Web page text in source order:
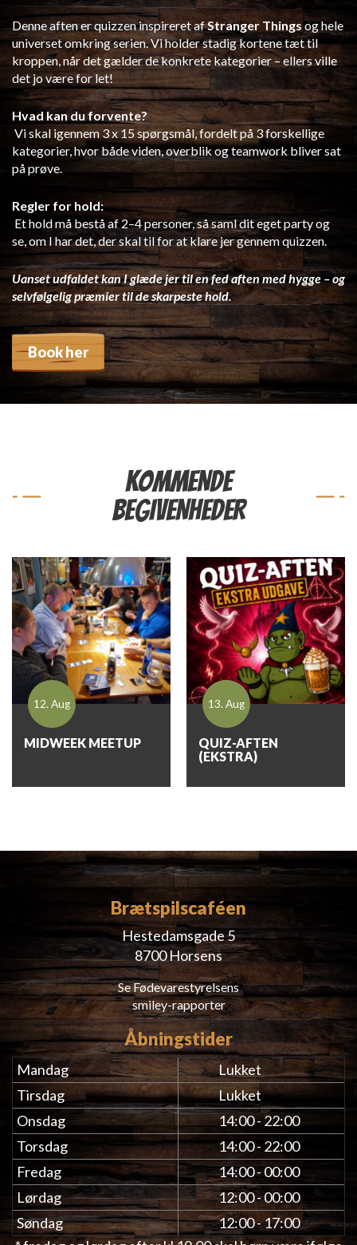
Denne aften er quizzen inspireret afStranger Thingsog hele
universet omkring serien. Vi holder stadig kortene tæt til
kroppen, når det gælder de konkrete kategorier – ellers ville
det jo være for let!
Hvad kan du forvente?
Vi skal igennem 3 x 15 spørgsmål, fordelt på 3 forskellige
kategorier, hvor både viden, overblik og teamwork bliver sat
på prøve.
Regler for hold:
Et hold må bestå af 2–4 personer, så saml dit eget party og
se, om I har det, der skal til for at klare jer gennem quizzen.
Uanset udfaldet kan I glæde jer til en fed aften med hygge – og
selvfølgelig præmier til de skarpeste hold.
Book her
KOMMENDE
BEGIVENHEDER
12. Aug
MIDWEEK MEETUP
13. Aug
QUIZ-AFTEN
(EKSTRA)
Brætspilscaféen
Hestedamsgade 5
8700 Horsens
Se Fødevarestyrelsens
smiley-rapporter
Åbningstider
Mandag
Lukket
Tirsdag
Lukket
Onsdag
14:00 - 22:00
Torsdag
14:00 - 22:00
Fredag
14:00 - 00:00
Lørdag
12:00 - 00:00
Søndag
12:00 - 17:00